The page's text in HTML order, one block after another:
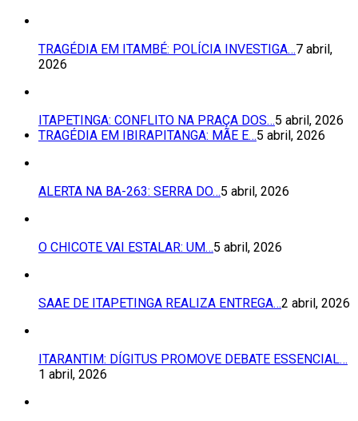
TRAGÉDIA EM ITAMBÉ: POLÍCIA INVESTIGA…7 abril,
2026
ITAPETINGA: CONFLITO NA PRAÇA DOS…5 abril, 2026
TRAGÉDIA EM IBIRAPITANGA: MÃE E…5 abril, 2026
ALERTA NA BA-263: SERRA DO…5 abril, 2026
O CHICOTE VAI ESTALAR: UM…5 abril, 2026
SAAE DE ITAPETINGA REALIZA ENTREGA…2 abril, 2026
ITARANTIM: DÍGITUS PROMOVE DEBATE ESSENCIAL…
1 abril, 2026